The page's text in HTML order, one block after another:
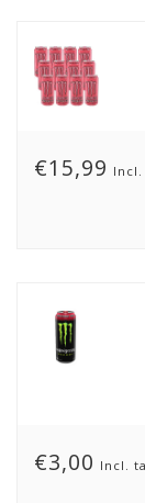
€15,99
€3,00 Incl.